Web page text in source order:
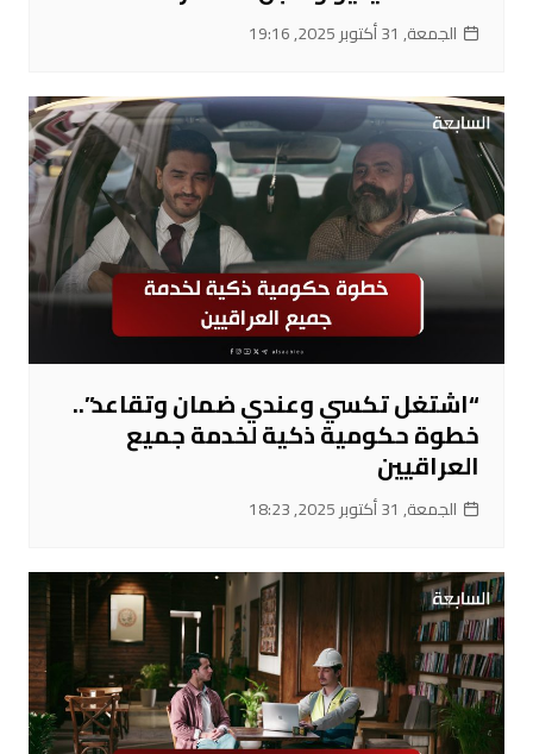
الجمعة, 31 أكتوبر 2025, 19:16
“اشتغل تكسي وعندي ضمان وتقاعد”..
خطوة حكومية ذكية لخدمة جميع
العراقيين
الجمعة, 31 أكتوبر 2025, 18:23